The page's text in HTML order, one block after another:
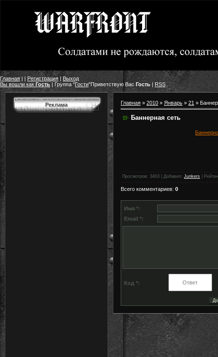
Главная | | Регистрация |Выход
Вы вошли как Гость|Группа "Гости"Приветствую Вас Гость |RSS
Реклама Главная » 2010 » Январь » 21 »
Баннерная сеть
Просмотров: 3403 | Добавил: Junkers
Всего комментариев: 0
Имя *:
Email *:
Код *: